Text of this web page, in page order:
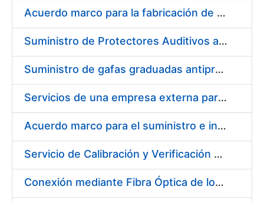
Acuerdo marco para la fabricación de piezas
Suministro de Protectores Auditivos a medida para las personas trabajadoras de los Centros de Trabajo de Madrid y Burgos
Suministro de gafas graduadas antiproyecciones para los trabajadores de la FNMT-RCM en los centros de trabajo de Madrid y Burgos
Servicios de una empresa externa para el asesoramiento y resolución de los recursos de alzada que se presentan relacionados con procesos de selección para la FNMT-RCM
Acuerdo marco para el suministro e instalación de persianas, estores y otros complementos
Servicio de Calibración y Verificación Externa de los Equipos de Medición del Servicio de Prevención de la FNMT-RCM
Conexión mediante Fibra Óptica de los Centros de Proceso de Datos (CPDs) de las sedes de la FNMT-RCM de Burgos y Madrid